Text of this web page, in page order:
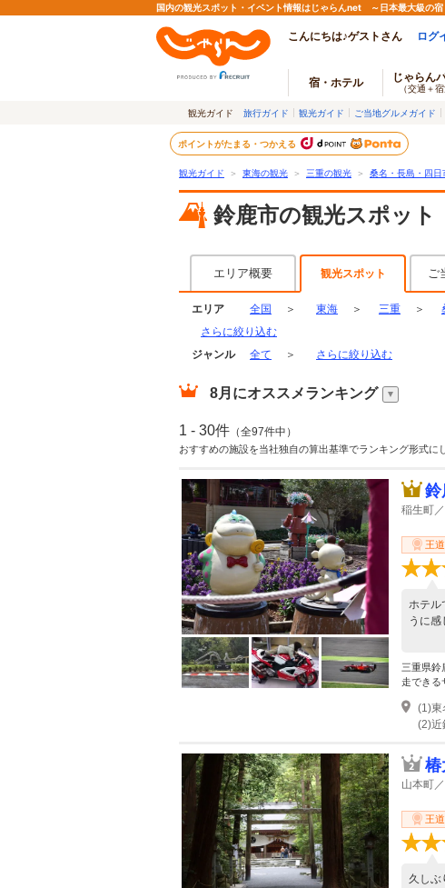
国内の観光スポット・イベント情報はじゃらんnet ～日本最大級の宿
こんにちは♪ゲストさん ログ
宿・ホテル じゃらん
（交通＋宿
観光ガイド 旅行ガイド 観光ガイド ご当地グルメガイド
ポイントがたまる・つかえる
観光ガイド ＞ 東海の観光 ＞ 三重の観光 ＞ 桑名・長島・四
鈴鹿市の観光スポット
エリア概要 観光スポット ご
エリア 全国 ＞ 東海 ＞ 三重 ＞
さらに絞り込む
ジャンル
全て ＞ さらに絞り込む
8月 にオススメランキング
1 - 30件 （全97件中）
おすすめの施設を当社独自の算出基準でランキング形式に
鈴
稲生町
王道
ホテル
うに感
三重県鈴
走できる
(1)東
(2)近
椿
山本町
王道
久し